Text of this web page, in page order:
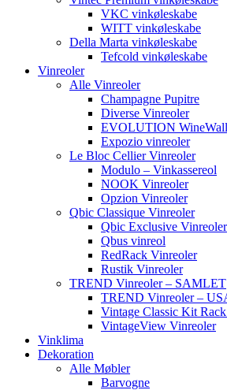
VKC vinkøleskabe
WITT vinkøleskabe
Della Marta vinkøleskabe
Tefcold vinkøleskabe
Vinreoler
Alle Vinreoler
Champagne Pupitre
Diverse Vinreoler
EVOLUTION
Expozio vinreoler
Le Bloc Cellier Vinreoler
Modulo – Vinkassereol
NOOK Vinreoler
Opzion Vinreoler
Qbic Classique Vinreoler
Qbic Exclusive Vinreoler
Qbus vinreol
RedRack Vinreoler
Rustik Vinreoler
TREND Vinreoler – SAMLET
TREND Vinreoler –
Vintage Classic Kit
VintageView Vinreoler
Vinklima
Dekoration
Alle Møbler
Barvogne